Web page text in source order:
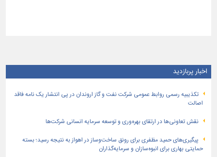
اخبار پربازدید
تكذیبیه رسمی روابط عمومی شركت نفت و گاز اروندان در پی انتشار یک نامه فاقد
اصالت
نقش تعاونی‌ها در ارتقای بهره‌وری و توسعه سرمایه انسانی شرکت‌ها
پیگیری‌های حمید مظفری برای رونق ساخت‌وساز در اهواز به نتیجه رسید؛ بسته
حمایتی بهاری برای انبوه‌سازان و سرمایه‌گذاران